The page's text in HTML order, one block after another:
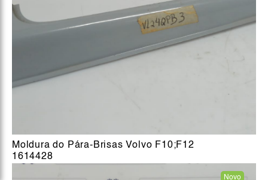
Moldura do Pára-Brisas Volvo F10;F12
1614428
Novo